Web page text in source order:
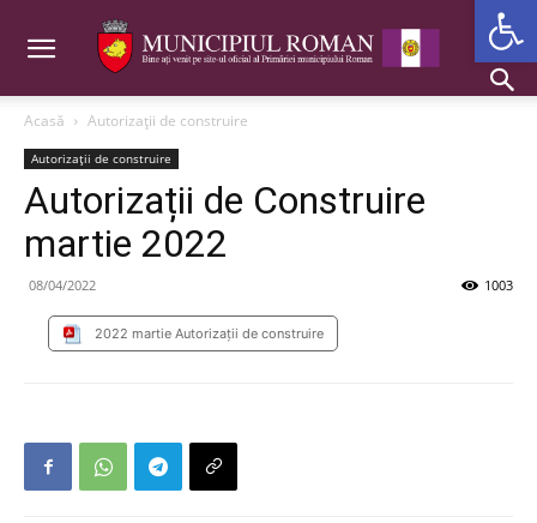
Acasă Autorizații de construire
Autorizații de construire
Autorizații de Construire
martie 2022
08/04/2022 1003
2022 martie Autorizații de construire